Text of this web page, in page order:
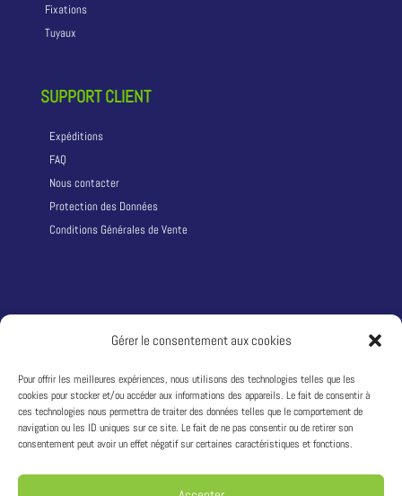
Gérer le consentement aux cookies
Pour offrir les meilleures expériences, nous utilisons des technologies telles que les
cookies pour stocker et/ou accéder aux informations des appareils. Le fait de consentir à
ces technologies nous permettra de traiter des données telles que le comportement de
navigation ou les ID uniques sur ce site. Le fait de ne pas consentir ou de retirer son
consentement peut avoir un effet négatif sur certaines caractéristiques et fonctions.
Fixations
Tuyaux
SUPPORT CLIENT
Expéditions
FAQ
Nous contacter
Protection des Données
Conditions Générales de Vente
LA SOCIÉTÉ
Qui sommes nous ?
Adresse :1242 route du Puy d’Or 69760 LIMONEST – France
T:
+33 4 81 68 04 04
Siret : 49311333600033